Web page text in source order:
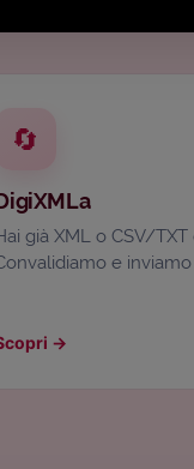
🔄
già XML o CSV/
e inviamo
→